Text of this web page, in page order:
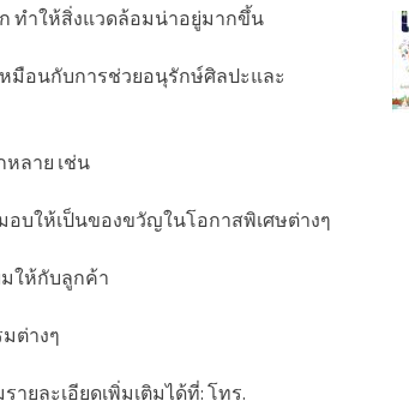
ทำให้สิ่งแวดล้อมน่าอยู่มากขึ้น
มือนกับการช่วยอนุรักษ์ศิลปะและ
ลาย เช่น
บให้เป็นของขวัญในโอกาสพิเศษต่างๆ
มให้กับลูกค้า
ต่างๆ
ยละเอียดเพิ่มเติมได้ที่: โทร.